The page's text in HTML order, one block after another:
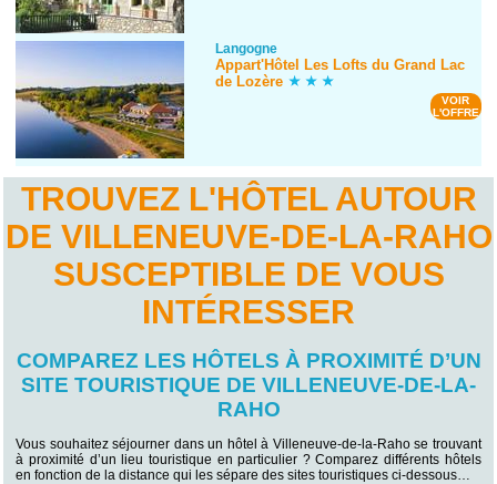
Langogne
Appart'Hôtel Les Lofts du Grand Lac
de Lozère
VOIR
L'OFFRE
TROUVEZ L'HÔTEL AUTOUR
DE VILLENEUVE-DE-LA-RAHO
SUSCEPTIBLE DE VOUS
INTÉRESSER
COMPAREZ LES HÔTELS À PROXIMITÉ D’UN
SITE TOURISTIQUE DE VILLENEUVE-DE-LA-
RAHO
Vous souhaitez séjourner dans un hôtel à Villeneuve-de-la-Raho se trouvant
à proximité d’un lieu touristique en particulier ? Comparez différents hôtels
en fonction de la distance qui les sépare des sites touristiques ci-dessous…